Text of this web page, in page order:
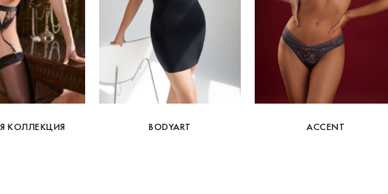
КОЛЛЕКЦИЯ BODYART ACCENT